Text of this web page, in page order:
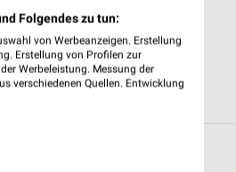
Folgendes zu tun:
von Werbeanzeigen. Erstellung
Erstellung von Profilen zur
Werbeleistung. Messung der
verschiedenen Quellen. Entwicklung